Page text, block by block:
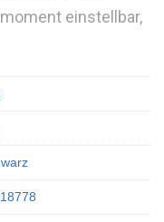
einstellbar,